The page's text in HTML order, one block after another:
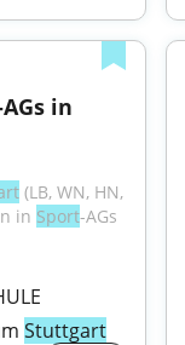
in
(LB, WN, HN,
in Sport-AGs
Stuttgart